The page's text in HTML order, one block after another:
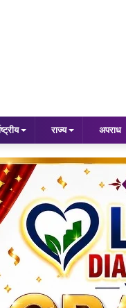
राज्य अपराध